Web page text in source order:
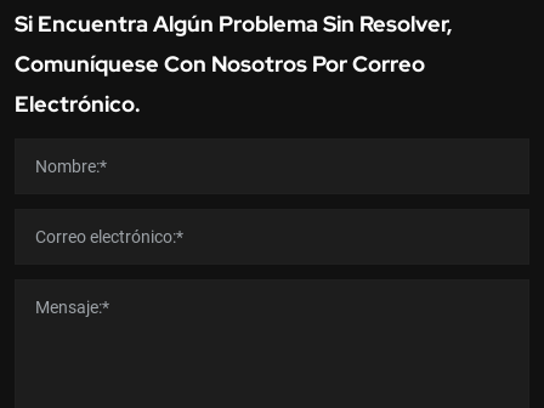
Si Encuentra Algún Problema Sin Resolver,
Comuníquese Con Nosotros Por Correo
Electrónico.